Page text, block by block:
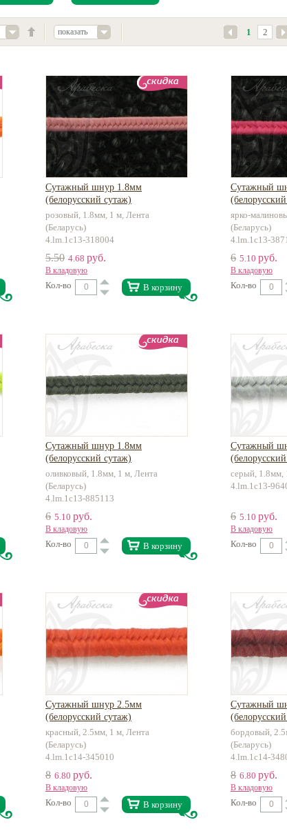
показать 1 2
Сутажный шнур 1.8мм
(белорусский сутаж)
розовый, 1.8мм, 1 м, Лента
(Беларусь)
4.lm.1c13-318004
5.50 4.68 руб.
В кладовую
Кол-во В корзину
Сутажный
ярко-
(Беларусь)
4.lm.1c13-
6 5.10 руб.
В кладовую
Кол-во
Сутажный шнур 1.8мм
(белорусский сутаж)
оливковый, 1.8мм, 1 м, Лента
(Беларусь)
4.lm.1c13-885113
6 5.10 руб.
В кладовую
Кол-во В корзину
Сутажный
серый, 1.8мм,
4.lm.1c13-
6 5.10 руб.
В кладовую
Кол-во
Сутажный шнур 2.5мм
(белорусский сутаж)
красный, 2.5мм, 1 м, Лента
(Беларусь)
4.lm.1c14-345010
8 6.80 руб.
В кладовую
Кол-во В корзину
Сутажный
бордовый,
(Беларусь)
4.lm.1c14-
8 6.80 руб.
В кладовую
Кол-во